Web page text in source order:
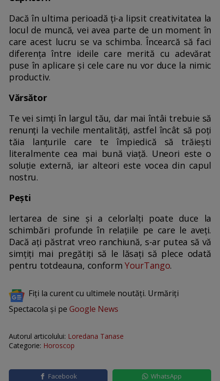
Dacă în ultima perioadă ți-a lipsit creativitatea la
locul de muncă, vei avea parte de un moment în
care acest lucru se va schimba. Încearcă să faci
diferența între ideile care merită cu adevărat
puse în aplicare și cele care nu vor duce la nimic
productiv.
Vărsător
Te vei simți în largul tău, dar mai întâi trebuie să
renunți la vechile mentalități, astfel încât să poți
tăia lanțurile care te împiedică să trăiești
literalmente cea mai bună viață. Uneori este o
soluție externă, iar alteori este vocea din capul
nostru.
Pești
Iertarea de sine și a celorlalți poate duce la
schimbări profunde în relațiile pe care le aveți.
Dacă ați păstrat vreo ranchiună, s-ar putea să vă
simțiți mai pregătiți să le lăsați să plece odată
pentru totdeauna, conformYourTango.
Fiți la curent cu ultimele noutăți. Urmăriți
Spectacola și pe Google News
Autorul articolului: Loredana Tanase
Categorie: Horoscop
Facebook WhatsApp